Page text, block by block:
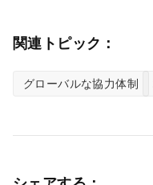
関連トピック：
グローバルな協力体制